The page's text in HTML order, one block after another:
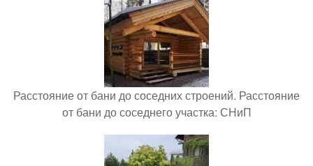
Расстояние от бани до соседних строений. Расстояние
от бани до соседнего участка: СНиП